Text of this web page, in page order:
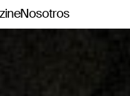
Nosotros